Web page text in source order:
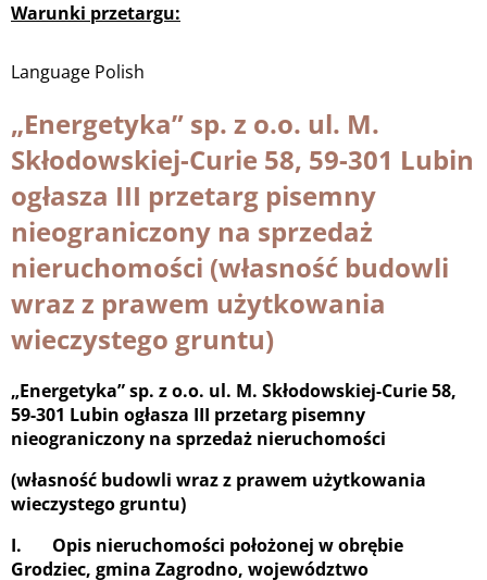
Warunki przetargu:
Language Polish
„Energetyka” sp. z o.o. ul. M.
Skłodowskiej-Curie 58, 59-301 Lubin
ogłasza III przetarg pisemny
nieograniczony na sprzedaż
nieruchomości (własność budowli
wraz z prawem użytkowania
wieczystego gruntu)
„Energetyka” sp. z o.o. ul. M. Skłodowskiej-Curie 58,
59-301 Lubin ogłasza III przetarg pisemny
nieograniczony na sprzedaż nieruchomości
(własność budowli wraz z prawem użytkowania
wieczystego gruntu)
I. Opis nieruchomości położonej w obrębie
Grodziec, gmina Zagrodno, województwo